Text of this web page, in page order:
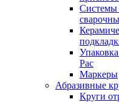
Системы
Pac
Маркеры
Абразивные
Круги